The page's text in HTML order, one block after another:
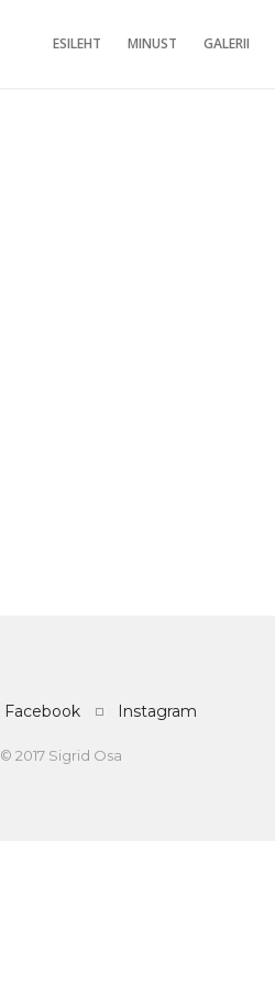
ESILEHT MINUST GALERII
Facebook Instagram
© 2017 Sigrid Osa